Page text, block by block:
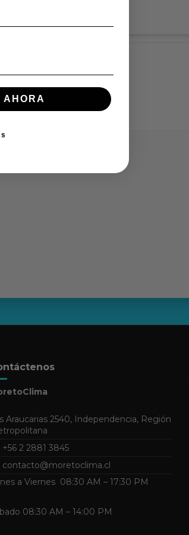
Araucarias 2540, Independencia, Región
+56 2 2881 3845
contacto@moretoclima.cl
a Viernes 08:30 AM – 17:30 PM
08:30 AM – 14:00 PM
AHORA